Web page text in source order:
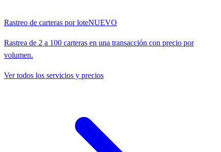
Rastreo de carteras por loteNUEVO
Rastrea de 2 a 100 carteras en una transacción con precio por
volumen.
Ver todos los servicios y precios